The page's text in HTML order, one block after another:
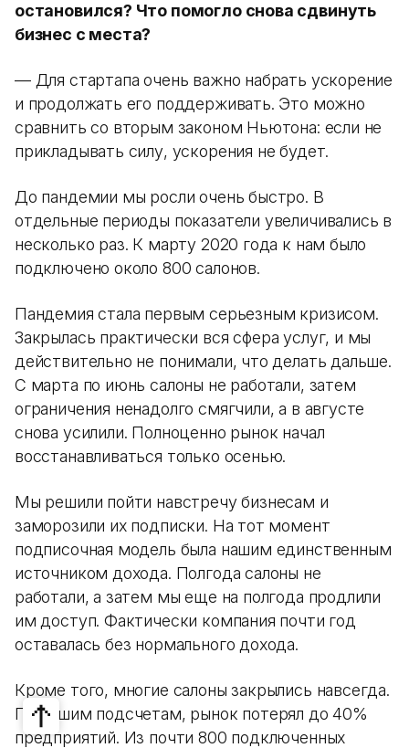
остановился? Что помогло снова сдвинуть
бизнес с места?
— Для стартапа очень важно набрать ускорение
и продолжать его поддерживать. Это можно
сравнить со вторым законом Ньютона: если не
прикладывать силу, ускорения не будет.
До пандемии мы росли очень быстро. В
отдельные периоды показатели увеличивались в
несколько раз. К марту 2020 года к нам было
подключено около 800 салонов.
Пандемия стала первым серьезным кризисом.
Закрылась практически вся сфера услуг, и мы
действительно не понимали, что делать дальше.
С марта по июнь салоны не работали, затем
ограничения ненадолго смягчили, а в августе
снова усилили. Полноценно рынок начал
восстанавливаться только осенью.
Мы решили пойти навстречу бизнесам и
заморозили их подписки. На тот момент
подписочная модель была нашим единственным
источником дохода. Полгода салоны не
работали, а затем мы еще на полгода продлили
им доступ. Фактически компания почти год
оставалась без нормального дохода.
Кроме того, многие салоны закрылись навсегда.
По нашим подсчетам, рынок потерял до 40%
предприятий. Из почти 800 подключенных